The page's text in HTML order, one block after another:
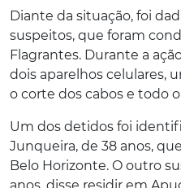
Diante da situação, foi
suspeitos, que foram
Flagrantes. Durante a
dois aparelhos celulares,
o corte dos cabos e todo
Um dos detidos foi
Junqueira, de 38 anos,
Belo Horizonte. O outro